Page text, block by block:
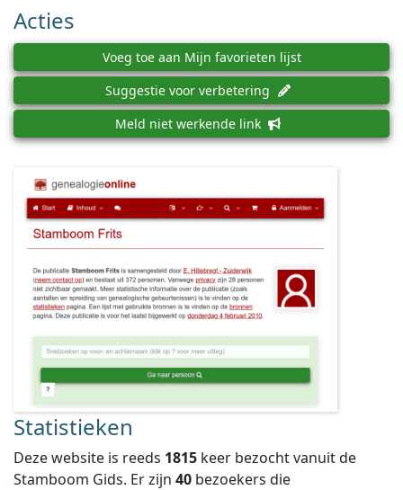
Acties
Voeg toe aan Mijn favorieten lijst
Suggestie voor verbetering
Meld niet werkende link
Statistieken
Deze website is reeds 1815 keer bezocht vanuit de
Stamboom Gids. Er zijn 40 bezoekers die